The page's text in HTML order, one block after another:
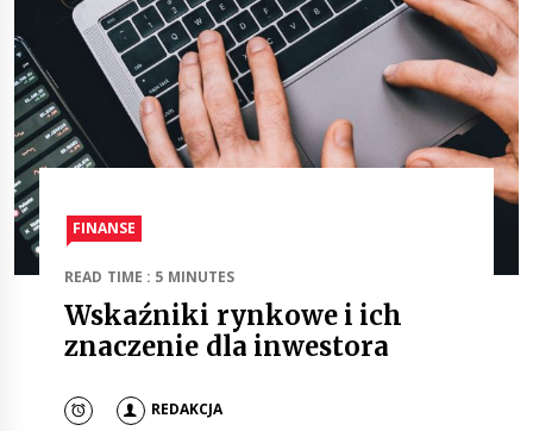
FINANSE
READ TIME : 5 MINUTES
Wskaźniki rynkowe i ich
znaczenie dla inwestora
REDAKCJA